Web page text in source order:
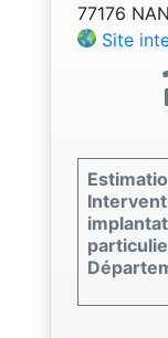
77176
Site